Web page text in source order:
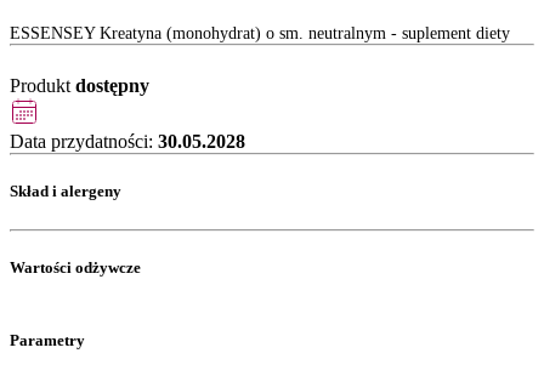
ESSENSEY Kreatyna (monohydrat) o sm. neutralnym - suplement diety
Produkt dostępny
Data przydatności: 30.05.2028
Skład i alergeny
Wartości odżywcze
Parametry